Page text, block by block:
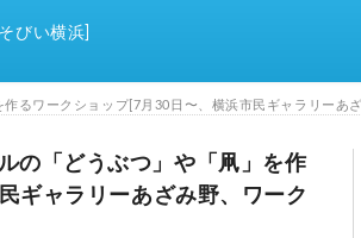
びい横浜]
るワークショップ[7月30日〜、横浜市民ギャラリーあ
の「どうぶつ」や「凧」を作
ギャラリーあざみ野、ワーク